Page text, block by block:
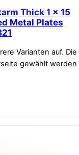
Thick 1 x 15
Metal Plates
Varianten auf. Die
gewählt werden